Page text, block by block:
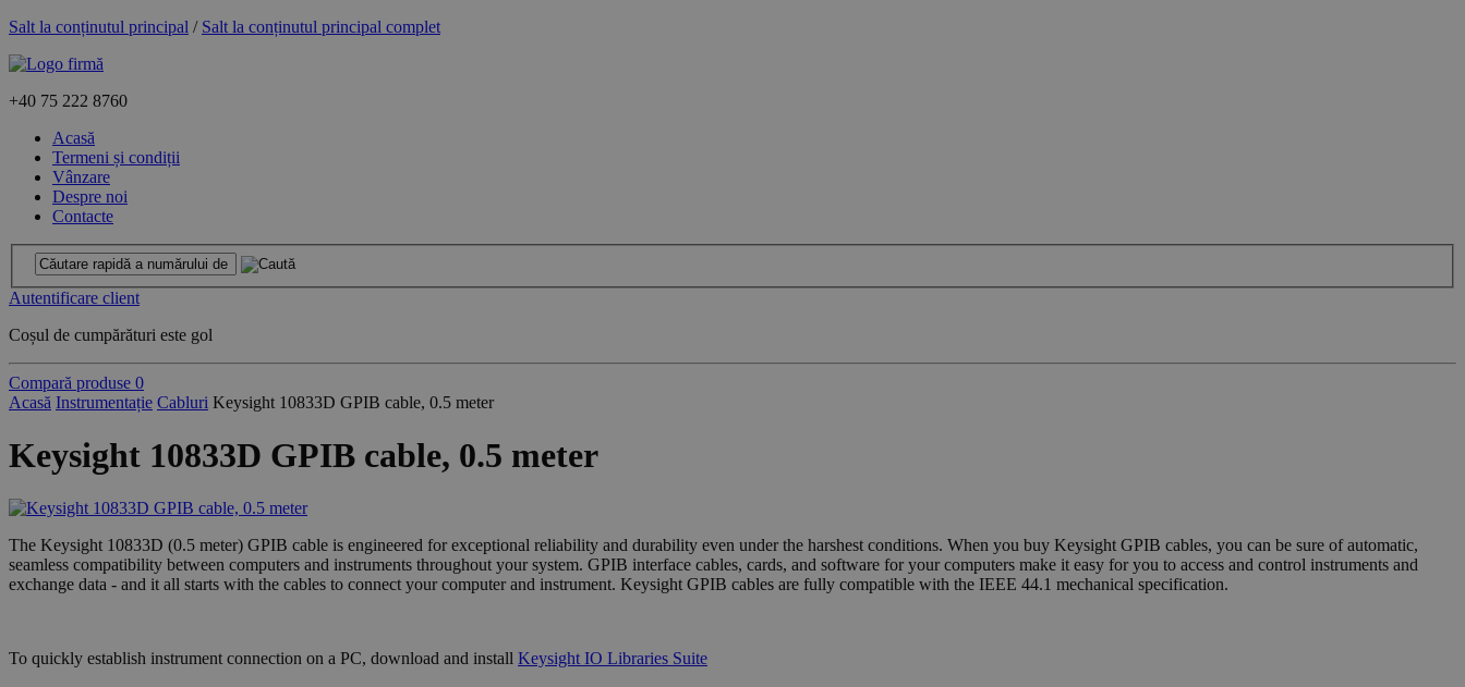
Salt la conținutul principal / Salt la conținutul principal complet
+40 75 222 8760
Acasă
Termeni și condiții
Vânzare
Despre noi
Contacte
Autentificare client
Coșul de cumpărături este gol
Compară produse 0
Acasă Instrumentație Cabluri Keysight 10833D GPIB cable, 0.5 meter
Keysight 10833D GPIB cable, 0.5 meter
The Keysight 10833D (0.5 meter) GPIB cable is engineered for exceptional reliability and durability even under the harshest conditions. When you buy Keysight GPIB cables, you can be sure of automatic,
seamless compatibility between computers and instruments throughout your system. GPIB interface cables, cards, and software for your computers make it easy for you to access and control instruments and
exchange data - and it all starts with the cables to connect your computer and instrument. Keysight GPIB cables are fully compatible with the IEEE 44.1 mechanical specification.
To quickly establish instrument connection on a PC, download and install Keysight IO Libraries Suite